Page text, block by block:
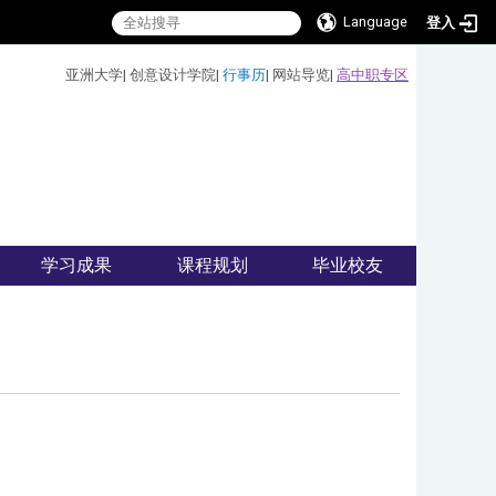
Language 登入
亚洲大学| 创意设计学院| 行事历| 网站导览| 高中职专区
学习成果 课程规划 毕业校友